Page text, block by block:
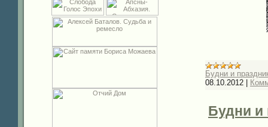
Будни и
08.10.2012
Будни и